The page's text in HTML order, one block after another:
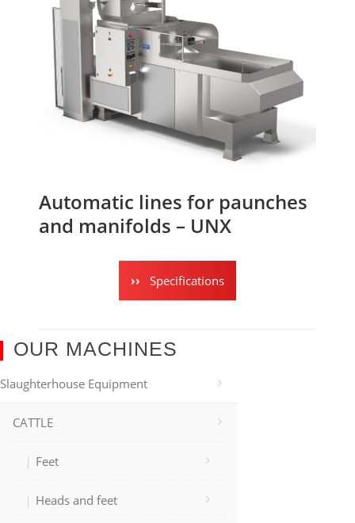
Automatic lines for paunches
and manifolds – UNX
Specifications
OUR MACHINES
Slaughterhouse Equipment
CATTLE
Feet
Heads and feet